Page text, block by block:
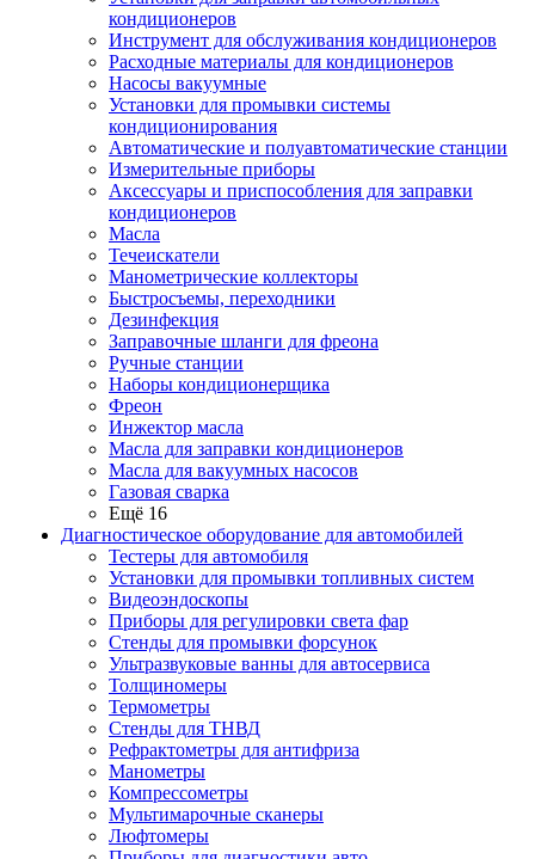
кондиционеров
Инструмент для обслуживания кондиционеров
Расходные материалы для кондиционеров
Насосы вакуумные
Установки для промывки системы
кондиционирования
Автоматические и полуавтоматические станции
Измерительные приборы
Аксессуары и приспособления для заправки
кондиционеров
Масла
Течеискатели
Манометрические коллекторы
Быстросъемы, переходники
Дезинфекция
Заправочные шланги для фреона
Ручные станции
Наборы кондиционерщика
Фреон
Инжектор масла
Масла для заправки кондиционеров
Масла для вакуумных насосов
Газовая сварка
Ещё 16
Диагностическое оборудование для автомобилей
Тестеры для автомобиля
Установки для промывки топливных систем
Видеоэндоскопы
Приборы для регулировки света фар
Стенды для промывки форсунок
Ультразвуковые ванны для автосервиса
Толщиномеры
Термометры
Стенды для ТНВД
Рефрактометры для антифриза
Манометры
Компрессометры
Мультимарочные сканеры
Люфтомеры